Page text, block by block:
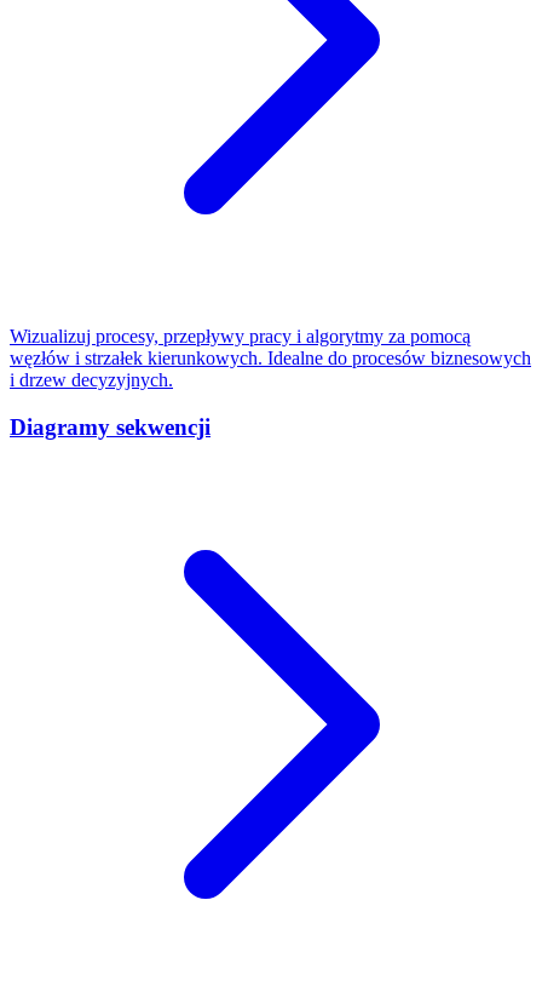
Wizualizuj procesy, przepływy pracy i algorytmy za pomocą
węzłów i strzałek kierunkowych. Idealne do procesów biznesowych
i drzew decyzyjnych.
Diagramy sekwencji